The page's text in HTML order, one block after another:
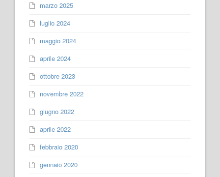
marzo 2025
luglio 2024
maggio 2024
aprile 2024
ottobre 2023
novembre 2022
giugno 2022
aprile 2022
febbraio 2020
gennaio 2020